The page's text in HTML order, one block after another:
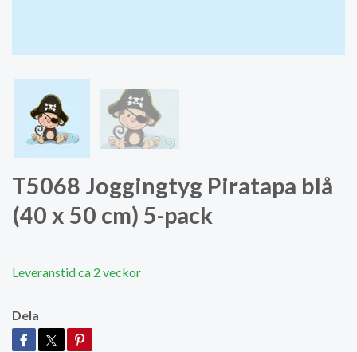
T5068 Joggingtyg Piratapa blå
(40 x 50 cm) 5-pack
Leveranstid ca 2 veckor
Dela